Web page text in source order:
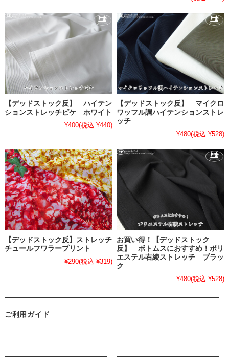
【デッドストック反】 ハイテン
ションストレッチピケ ホワイト
¥400(税込 ¥440)
【デッドストック反】 マイクロ
ワッフル調ハイテンションストレ
ッチ
¥480(税込 ¥528)
【デッドストック反】ストレッチ
チュールフワラープリント
¥290(税込 ¥319)
お買い得！【デッドストック
反】 ボトムスにおすすめ！ポリ
エステル右綾ストレッチ ブラッ
ク
¥480(税込 ¥528)
ご利用ガイド